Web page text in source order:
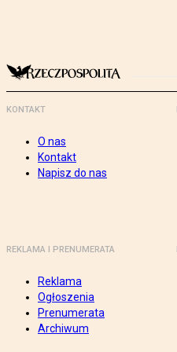
KONTAKT
O nas
Kontakt
Napisz do nas
REKLAMA I PRENUMERATA
Reklama
Ogłoszenia
Prenumerata
Archiwum